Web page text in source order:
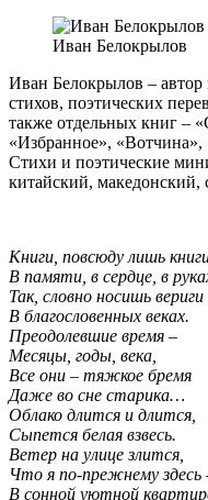
Иван Белокрылов
Иван Белокрылов –
стихов, поэтических
также отдельных книг –
«Избранное»,
Стихи и поэтические
китайский, македонский,
Книги, повсюду лишь
В памяти, в сердце, в
Так, словно носишь вериги
В благословенных веках.
Преодолевшие время –
Месяцы, годы, века,
Все они – тяжкое бремя
Даже во сне старика…
Облако длится и длится,
Сыпется белая взвесь.
Ветер на улице злится,
Что я по-прежнему здесь
В сонной уютной